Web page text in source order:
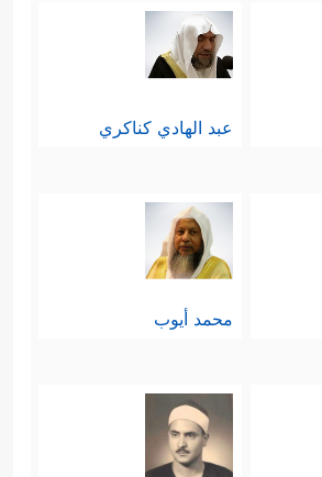
عبد الهادي كناكري
محمد أيوب